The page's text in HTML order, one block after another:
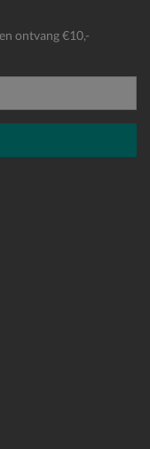
ontvang €10,-